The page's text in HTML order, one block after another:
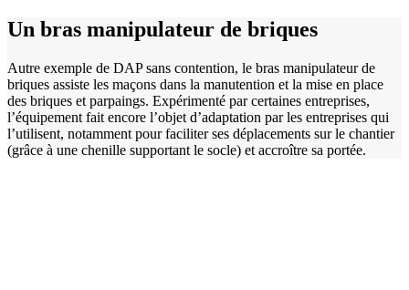
Un bras manipulateur de briques
Autre exemple de DAP sans contention, le bras manipulateur de
briques assiste les maçons dans la manutention et la mise en place
des briques et parpaings. Expérimenté par certaines entreprises,
l’équipement fait encore l’objet d’adaptation par les entreprises qui
l’utilisent, notamment pour faciliter ses déplacements sur le chantier
(grâce à une chenille supportant le socle) et accroître sa portée.